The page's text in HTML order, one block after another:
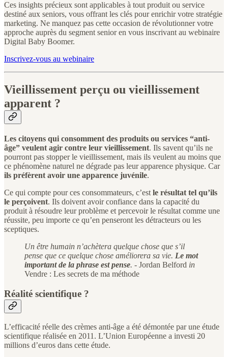
Ces insights précieux sont applicables à tout produit ou service
destiné aux seniors, vous offrant les clés pour enrichir votre stratégie
marketing. Ne manquez pas cette occasion de révolutionner votre
approche auprès du segment senior en vous inscrivant au webinaire
Digital Baby Boomer.
Inscrivez-vous au webinaire
Vieillissement perçu ou vieillissement
apparent ?
Les citoyens qui consomment des produits ou services “anti-
âge” veulent agir contre leur vieillissement. Ils savent qu’ils ne
pourront pas stopper le vieillissement, mais ils veulent au moins que
ce phénomène naturel ne dégrade pas leur apparence physique. Car
ils préfèrent avoir une apparence juvénile.
Ce qui compte pour ces consommateurs, c’est le résultat tel qu’ils
le perçoivent. Ils doivent avoir confiance dans la capacité du
produit à résoudre leur problème et percevoir le résultat comme une
réussite, peu importe ce qu’en penseront les détracteurs ou les
sceptiques.
Un être humain n’achètera quelque chose que s’il
pense que ce quelque chose améliorera sa vie. Le mot
important de la phrase est pense. - Jordan Belford in
Vendre : Les secrets de ma méthode
Réalité scientifique ?
L’efficacité réelle des crèmes anti-âge a été démontée par une étude
scientifique réalisée en 2011. L’Union Européenne a investi 20
millions d’euros dans cette étude.